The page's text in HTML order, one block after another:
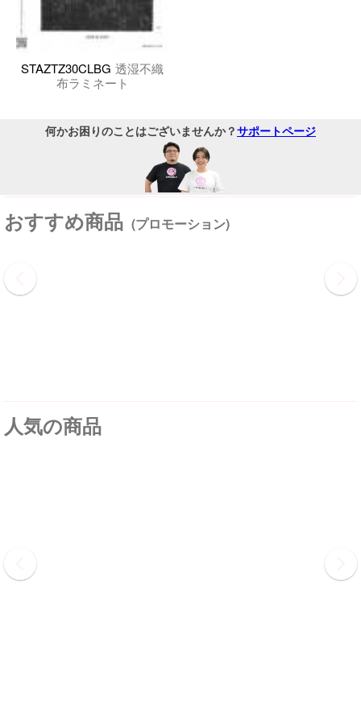
STAZTZ30CLBG 透湿不織
布ラミネート
何かお困りのことはございませんか？サポートページ
おすすめ商品 (プロモーション)
人気の商品